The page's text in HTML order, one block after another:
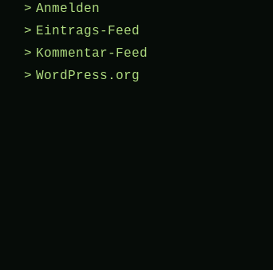
Anmelden
Eintrags-Feed
Kommentar-Feed
WordPress.org